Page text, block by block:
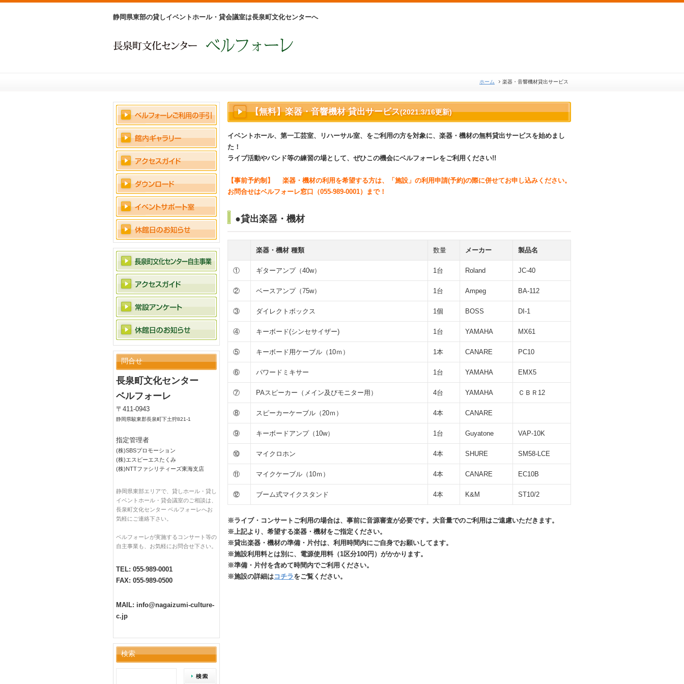
静岡県東部の貸しイベントホール・貸会議室は長泉町文化センターへ
ホーム 楽器・音響機材貸出サービス
【無料】楽器・音響機材 貸出サービス(2021.3/16更新)
イベントホール、第一工芸室、リハーサル室、をご利用の方を対象に、楽器・機材の無料貸出サービスを始めまし
た！
ライブ活動やバンド等の練習の場として、ぜひこの機会にベルフォーレをご利用ください!!
【事前予約制】 楽器・機材の利用を希望する方は、「施設」の利用申請(予約)の際に併せてお申し込みください。
お問合せはベルフォーレ窓口（055-989-0001）まで！
●貸出楽器・機材
楽器・機材 種類 数量 メーカー 製品名
① ギターアンプ（40w） 1台 Roland JC-40
② ベースアンプ（75w） 1台 Ampeg BA-112
③ ダイレクトボックス 1個 BOSS DI-1
④ キーボード(シンセサイザー) 1台 YAMAHA MX61
⑤ キーボード用ケーブル（10ｍ） 1本 CANARE PC10
⑥ パワードミキサー 1台 YAMAHA EMX5
⑦ PAスピーカー（メイン及びモニター用） 4台 YAMAHA ＣＢＲ12
⑧ スピーカーケーブル（20ｍ） 4本 CANARE
⑨ キーボードアンプ（10w） 1台 Guyatone VAP-10K
⑩ マイクロホン 4本 SHURE SM58-LCE
⑪ マイクケーブル（10ｍ） 4本 CANARE EC10B
⑫ ブーム式マイクスタンド 4本 K&M ST10/2
※ライブ・コンサートご利用の場合は、事前に音源審査が必要です。 大音量でのご利用はご遠慮いただきます。
※上記より、希望する楽器・機材をご指定ください。
※貸出楽器・機材の準備・片付は、利用時間内にご自身でお願いしてます。
※施設利用料とは別に、電源使用料（1区分100円）がかかります。
※準備・片付を含めて時間内でご利用ください。
※施設の詳細はコチラをご覧ください。
問合せ
長泉町文化センター
ベルフォーレ
〒411-0943
静岡県駿東郡長泉町下土狩821-1
指定管理者
(株)SBSプロモーション
(株)エスピーエスたくみ
(株)NTTファシリティーズ東海支店
静岡県東部エリアで、貸しホール・貸し
イベントホール・貸会議室のご相談は、
長泉町文化センター ベルフォーレへお
気軽にご連絡下さい。
ベルフォーレが実施するコンサート等の
自主事業も、お気軽にお問合せ下さい。
TEL: 055-989-0001
FAX: 055-989-0500
MAIL: info@nagaizumi-culture-
c.jp
検索